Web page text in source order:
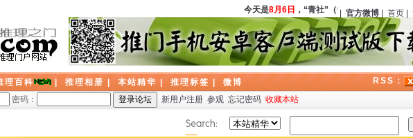
今天是8月6日，“青社”（中国）正式成立，程
官方微博 首页
理百科 推理相册 本站精华 推理标签 微博
RSS：
密码： 新用户注册 参观 忘记密码 收藏本站